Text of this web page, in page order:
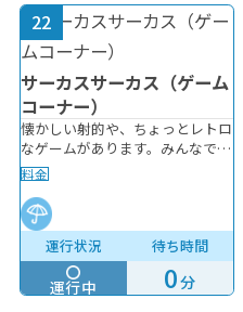
のご予約のみ（電話での受付は不
可）となります。・ジップライン
KAKKU窓口での申込予約が完了
してからチケットをご購入下さ
い。・予約受付場所：ジップライ
ンKAKKU・定員：各回10名（定
員に達し次第受付終了）※強風・
雨・雷などの悪天候時は運休いた
します。※開催時間は状況により
変更となる場合がございます。
【料金について※夏休み期間特別
料金】 2026年7月25日〜2026年8
月31日まで下記の料金となりま
す。通常料金：1500円エンジョイ
パスをお持ちの方：1500円年間
22
サーカスサーカス（ゲーム
コーナー）
懐かしい射的や、ちょっとレトロ
なゲームがあります。みんなで一
緒に盛り上がろう！
料金
運行状況
運行中
待ち時間
0分
大人
アトラクション
ワンちゃん同伴OK
エンジョイパス使
エンジョイパスで1